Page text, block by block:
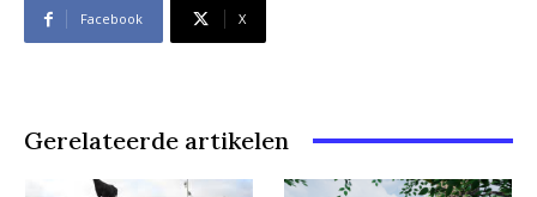
Facebook X
Gerelateerde artikelen